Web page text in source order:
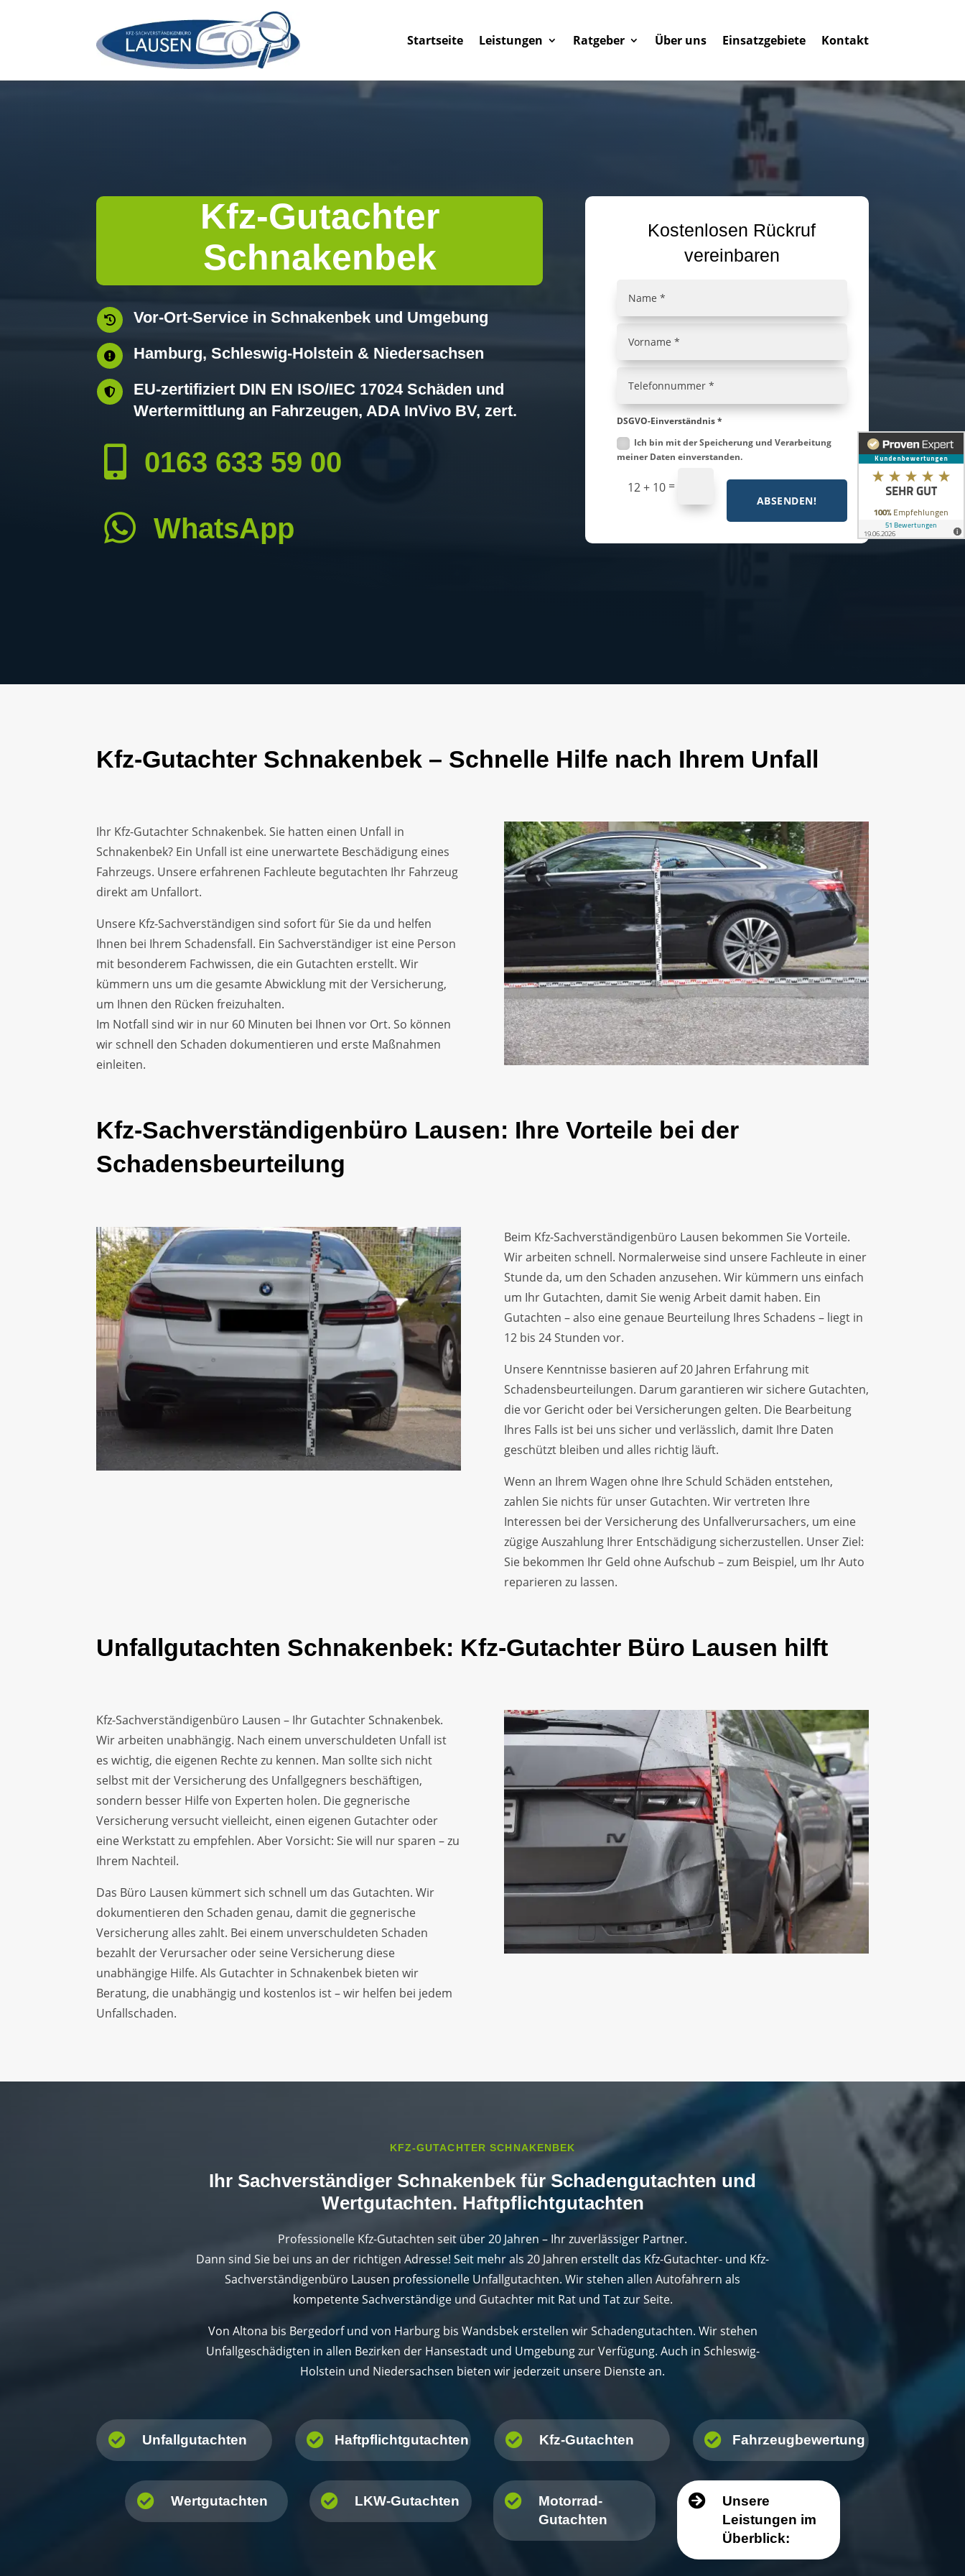
Startseite Leistungen Ratgeber Über uns Einsatzgebiete Kontakt
Kfz-Gutachter
Schnakenbek
 Vor-Ort-Service in Schnakenbek und Umgebung
 Hamburg, Schleswig-Holstein & Niedersachsen

EU-zertifiziert DIN EN ISO/IEC 17024 Schäden und
Wertermittlung an Fahrzeugen, ADA InVivo BV, zert.
 0163 633 59 00
 WhatsApp
Kostenlosen Rückruf
vereinbaren
DSGVO-Einverständnis *
Ich bin mit der Speicherung und Verarbeitung
meiner Daten einverstanden.
12 + 10=
ABSENDEN!
Kfz-Gutachter Schnakenbek – Schnelle Hilfe nach Ihrem Unfall
Ihr Kfz-Gutachter Schnakenbek. Sie hatten einen Unfall in
Schnakenbek? Ein Unfall ist eine unerwartete Beschädigung eines
Fahrzeugs. Unsere erfahrenen Fachleute begutachten Ihr Fahrzeug
direkt am Unfallort.
Unsere Kfz-Sachverständigen sind sofort für Sie da und helfen
Ihnen bei Ihrem Schadensfall. Ein Sachverständiger ist eine Person
mit besonderem Fachwissen, die ein Gutachten erstellt. Wir
kümmern uns um die gesamte Abwicklung mit der Versicherung,
um Ihnen den Rücken freizuhalten.
Im Notfall sind wir in nur 60 Minuten bei Ihnen vor Ort. So können
wir schnell den Schaden dokumentieren und erste Maßnahmen
einleiten.
Kfz-Sachverständigenbüro Lausen: Ihre Vorteile bei der
Schadensbeurteilung
Beim Kfz-Sachverständigenbüro Lausen bekommen Sie Vorteile.
Wir arbeiten schnell. Normalerweise sind unsere Fachleute in einer
Stunde da, um den Schaden anzusehen. Wir kümmern uns einfach
um Ihr Gutachten, damit Sie wenig Arbeit damit haben. Ein
Gutachten – also eine genaue Beurteilung Ihres Schadens – liegt in
12 bis 24 Stunden vor.
Unsere Kenntnisse basieren auf 20 Jahren Erfahrung mit
Schadensbeurteilungen. Darum garantieren wir sichere Gutachten,
die vor Gericht oder bei Versicherungen gelten. Die Bearbeitung
Ihres Falls ist bei uns sicher und verlässlich, damit Ihre Daten
geschützt bleiben und alles richtig läuft.
Wenn an Ihrem Wagen ohne Ihre Schuld Schäden entstehen,
zahlen Sie nichts für unser Gutachten. Wir vertreten Ihre
Interessen bei der Versicherung des Unfallverursachers, um eine
zügige Auszahlung Ihrer Entschädigung sicherzustellen. Unser Ziel:
Sie bekommen Ihr Geld ohne Aufschub – zum Beispiel, um Ihr Auto
reparieren zu lassen.
Unfallgutachten Schnakenbek: Kfz-Gutachter Büro Lausen hilft
Kfz-Sachverständigenbüro Lausen – Ihr Gutachter Schnakenbek.
Wir arbeiten unabhängig. Nach einem unverschuldeten Unfall ist
es wichtig, die eigenen Rechte zu kennen. Man sollte sich nicht
selbst mit der Versicherung des Unfallgegners beschäftigen,
sondern besser Hilfe von Experten holen. Die gegnerische
Versicherung versucht vielleicht, einen eigenen Gutachter oder
eine Werkstatt zu empfehlen. Aber Vorsicht: Sie will nur sparen – zu
Ihrem Nachteil.
Das Büro Lausen kümmert sich schnell um das Gutachten. Wir
dokumentieren den Schaden genau, damit die gegnerische
Versicherung alles zahlt. Bei einem unverschuldeten Schaden
bezahlt der Verursacher oder seine Versicherung diese
unabhängige Hilfe. Als Gutachter in Schnakenbek bieten wir
Beratung, die unabhängig und kostenlos ist – wir helfen bei jedem
Unfallschaden.
KFZ-GUTACHTER SCHNAKENBEK
Ihr Sachverständiger Schnakenbek für Schadengutachten und
Wertgutachten. Haftpflichtgutachten
Professionelle Kfz-Gutachten seit über 20 Jahren – Ihr zuverlässiger Partner.
Dann sind Sie bei uns an der richtigen Adresse! Seit mehr als 20 Jahren erstellt das Kfz-Gutachter- und Kfz-
Sachverständigenbüro Lausen professionelle Unfallgutachten. Wir stehen allen Autofahrern als
kompetente Sachverständige und Gutachter mit Rat und Tat zur Seite.
Von Altona bis Bergedorf und von Harburg bis Wandsbek erstellen wir Schadengutachten. Wir stehen
Unfallgeschädigten in allen Bezirken der Hansestadt und Umgebung zur Verfügung. Auch in Schleswig-
Holstein und Niedersachsen bieten wir jederzeit unsere Dienste an.
 Unfallgutachten  Haftpflichtgutachten  Kfz-Gutachten  Fahrzeugbewertung
 Wertgutachten  LKW-Gutachten 
Motorrad-
Gutachten

Unsere
Leistungen im
Überblick: